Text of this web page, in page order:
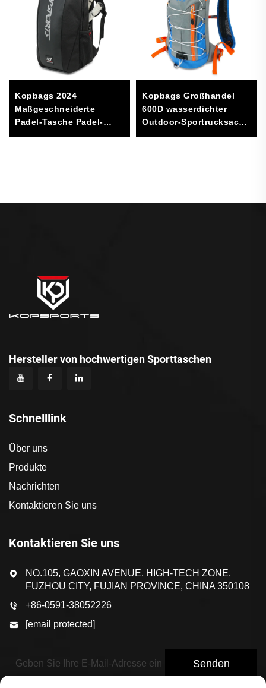
Kopbags 2024
Maßgeschneiderte
Padel-Tasche Padel-
Schlägertasche Padel-
Kopbags Großhandel
600D wasserdichter
Outdoor-Sportrucksack
für Wandern,
Hersteller von hochwertigen Sporttaschen
Schnelllink
Über uns
Produkte
Nachrichten
Kontaktieren Sie uns
Kontaktieren Sie uns
NO.105, GAOXIN AVENUE, HIGH-TECH ZONE,
FUZHOU CITY, FUJIAN PROVINCE, CHINA 350108
+86-0591-38052226
[email protected]
Senden